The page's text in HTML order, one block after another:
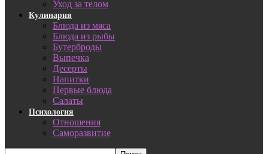
Уход за телом
Кулинария
Блюда из мяса
Блюда из рыбы
Бутерброды
Выпечка
Десерты
Напитки
Первые блюда
Салаты
Психология
Отношения
Саморазвитие